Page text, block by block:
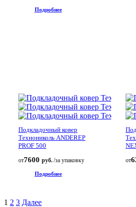
Подробнее
Подкладочный ковер
Технониколь ANDEREP
PROF 500
от7600 руб./за упаковку
Подробнее
от
1 2 3 Далее